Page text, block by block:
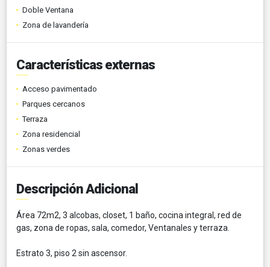
Doble Ventana
Zona de lavandería
Características externas
Acceso pavimentado
Parques cercanos
Terraza
Zona residencial
Zonas verdes
Descripción Adicional
Área 72m2, 3 alcobas, closet, 1 baño, cocina integral, red de
gas, zona de ropas, sala, comedor, Ventanales y terraza.
Estrato 3, piso 2 sin ascensor.